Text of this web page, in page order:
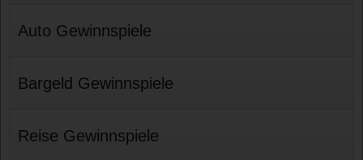
Auto Gewinnspiele
Bargeld Gewinnspiele
Reise Gewinnspiele